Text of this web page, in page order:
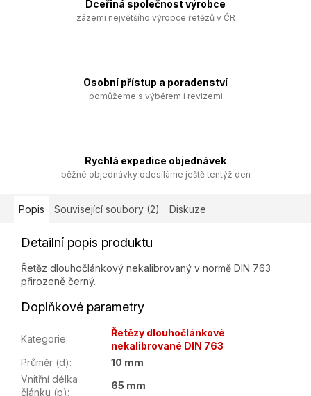
Dceřiná společnost výrobce
zázemí největšího výrobce řetězů v ČR
Osobní přístup a poradenství
pomůžeme s výběrem i revizemi
Rychlá expedice objednávek
běžné objednávky odesíláme ještě tentýž den
Popis Související soubory (2) Diskuze
Detailní popis produktu
Řetěz dlouhočlánkový nekalibrovaný v normě DIN 763
přirozeně černý.
Doplňkové parametry
Kategorie:
Řetězy dlouhočlánkové
nekalibrované DIN 763
Průměr (d):
10 mm
Vnitřní délka
článku (p):
65 mm